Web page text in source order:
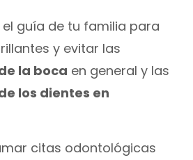
guía de tu familia para
y evitar las
la boca en general y las
los dientes en
citas odontológicas